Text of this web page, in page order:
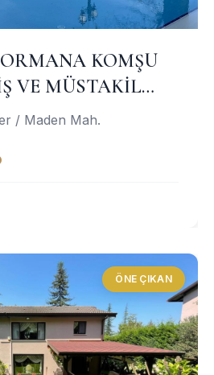
KOMŞU
VE MÜSTAKİL
DUBLEKS
/ Maden Mah.
ÖNE ÇIKAN